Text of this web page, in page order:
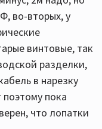
во-вторых, у
винтовые, так
разделки,
в нарезку
пока
что лопатки